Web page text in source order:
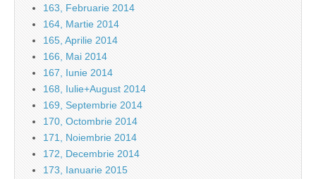
163, Februarie 2014
164, Martie 2014
165, Aprilie 2014
166, Mai 2014
167, Iunie 2014
168, Iulie+August 2014
169, Septembrie 2014
170, Octombrie 2014
171, Noiembrie 2014
172, Decembrie 2014
173, Ianuarie 2015